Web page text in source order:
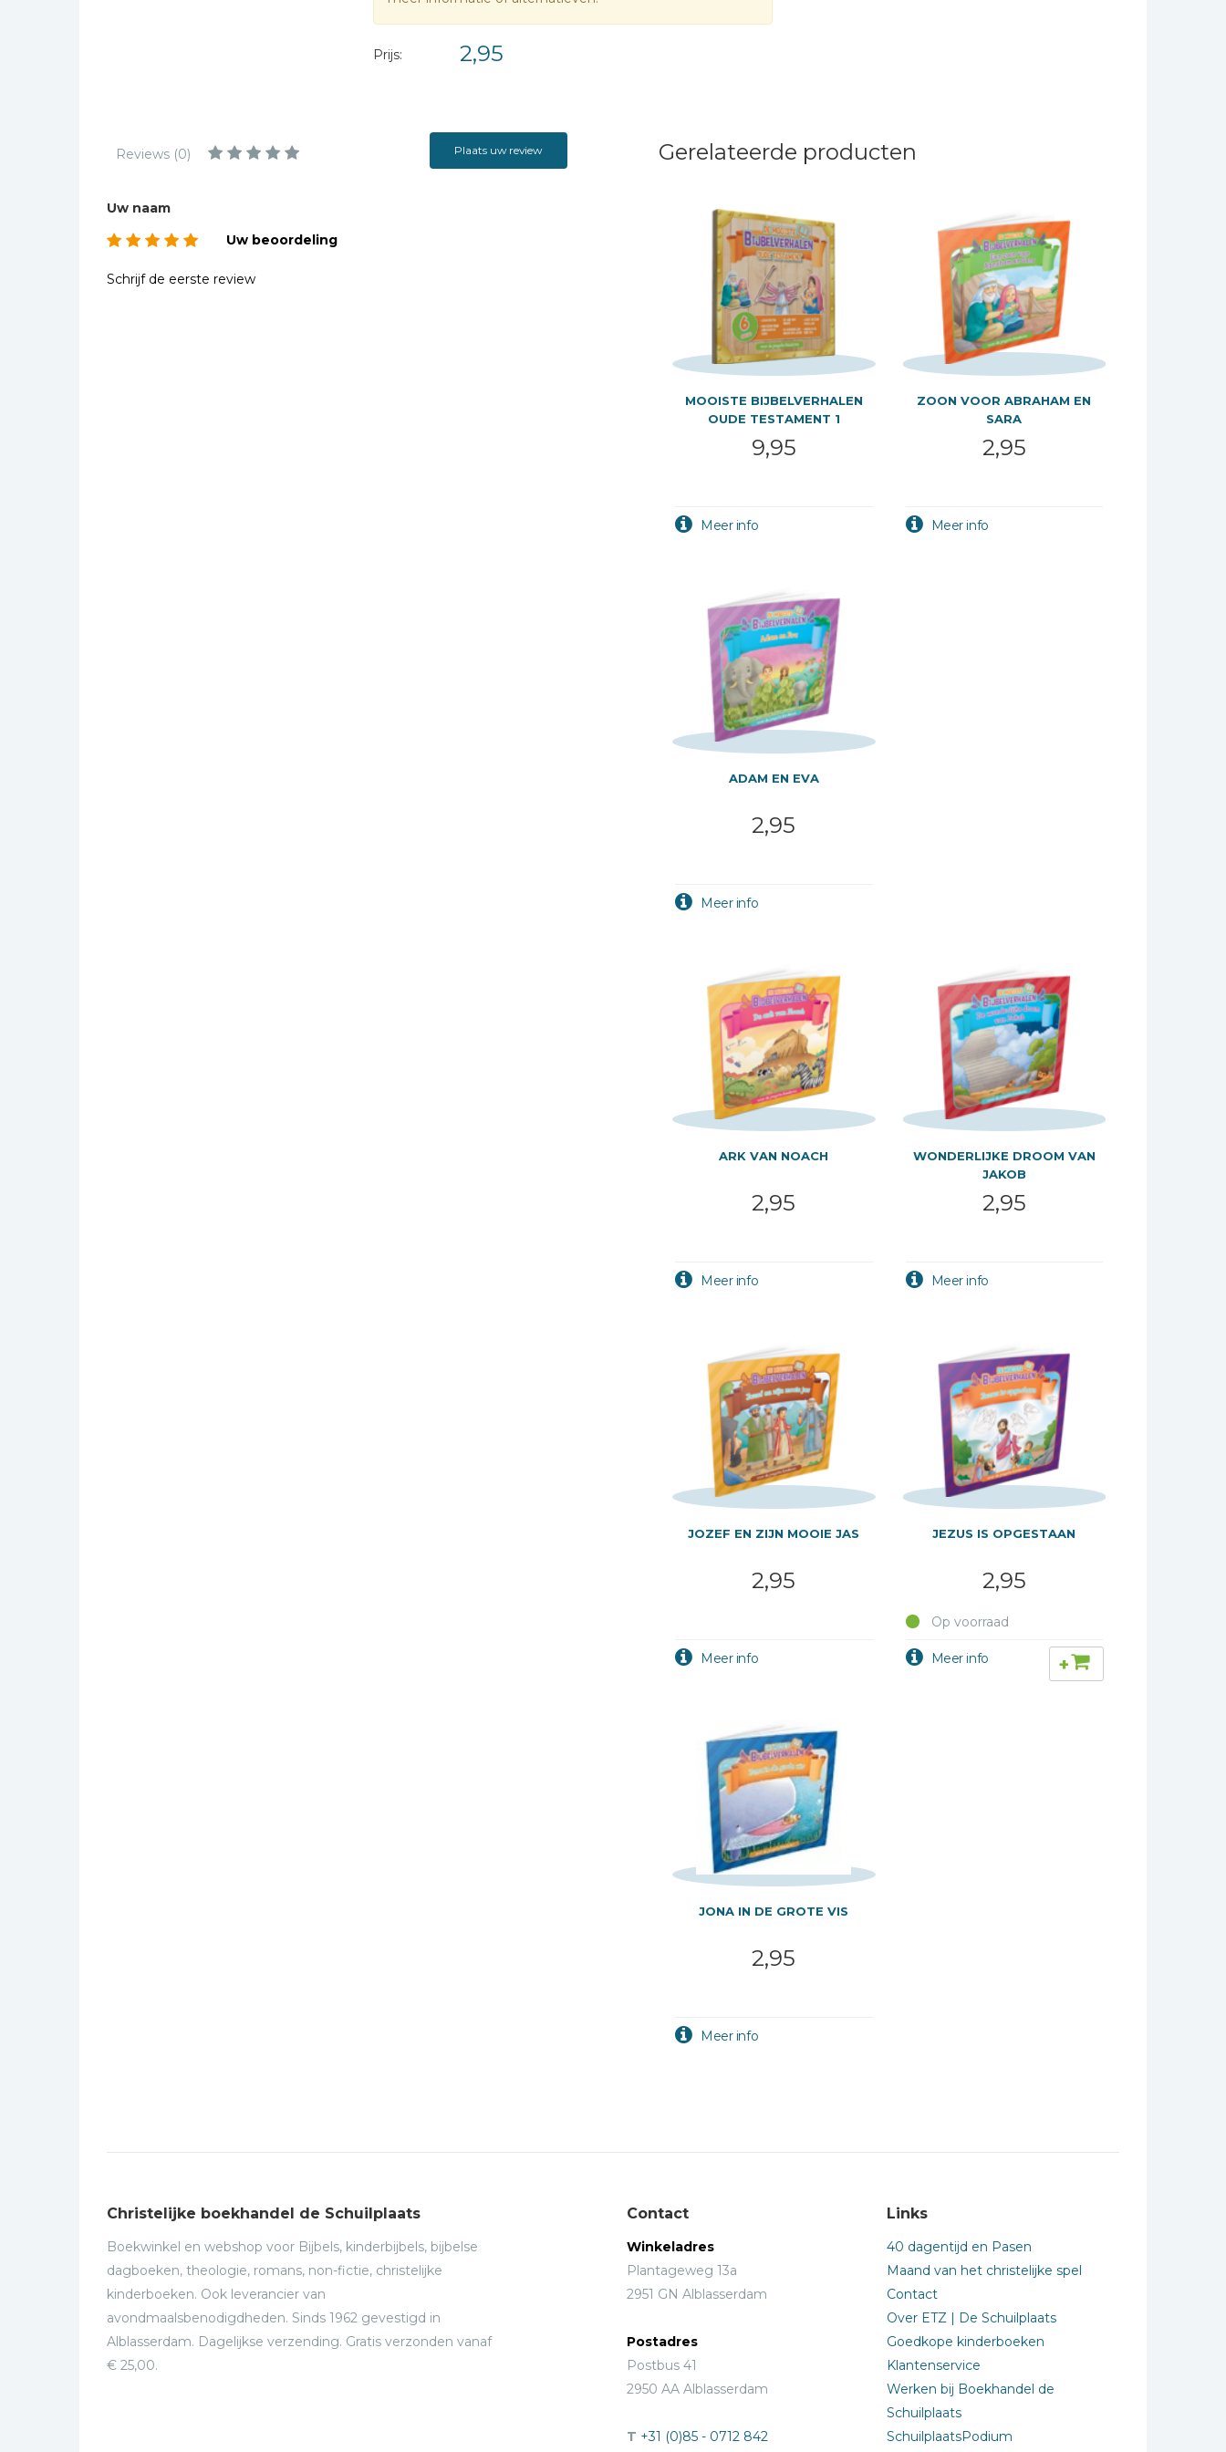
Politiek
Romans
Toeristische kaarten en
gidsen
Taalstudie
Prijs: 2,95
Reviews (0) Plaats uw review
Uw naam
Uw beoordeling
Schrijf de eerste review
Gerelateerde producten
MOOISTE BIJBELVERHALEN
OUDE TESTAMENT 1
9,95
ZOON VOOR ABRAHAM EN
SARA
2,95
ADAM EN EVA
2,95
ARK VAN NOACH
2,95
WONDERLIJKE DROOM VAN
JAKOB
2,95
JOZEF EN ZIJN MOOIE JAS
2,95
JEZUS IS OPGESTAAN
2,95
Op voorraad
+
JONA IN DE GROTE VIS
2,95
Christelijke boekhandel de Schuilplaats
Boekwinkel en webshop voor Bijbels, kinderbijbels, bijbelse
dagboeken, theologie, romans, non-fictie, christelijke
kinderboeken. Ook leverancier van
avondmaalsbenodigdheden. Sinds 1962 gevestigd in
Alblasserdam. Dagelijkse verzending. Gratis verzonden vanaf
€ 25,00.
Contact
Winkeladres
Plantageweg 13a
2951 GN Alblasserdam
Postadres
Postbus 41
2950 AA Alblasserdam
T +31 (0)85 - 0712 842
Links
40 dagentijd en Pasen
Maand van het christelijke spel
Contact
Over ETZ | De Schuilplaats
Goedkope kinderboeken
Klantenservice
Werken bij Boekhandel de
Schuilplaats
SchuilplaatsPodium